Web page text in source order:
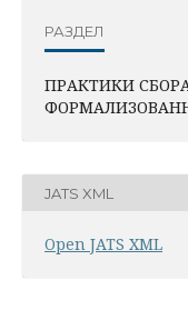
РАЗДЕЛ
ПРАКТИКИ
JATS XML
Open JATS XML